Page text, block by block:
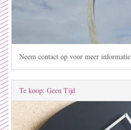
Neem contact op voor meer informatie
Te koop: Geen Tijd